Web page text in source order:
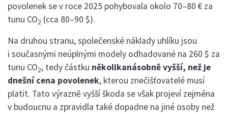
povolenek se v roce 2025 pohybovala okolo 70–80 € za
tunu CO2 (cca 80–90 $).
Na druhou stranu, společenské náklady uhlíku jsou
i současnými neúplnými modely odhadované na 260 $ za
tunu CO2, tedy částku několikanásobně vyšší, než je
dnešní cena povolenek, kterou znečišťovatelé musí
platit. Tato výrazně vyšší škoda se však projeví zejména
v budoucnu a zpravidla také dopadne na jiné osoby než